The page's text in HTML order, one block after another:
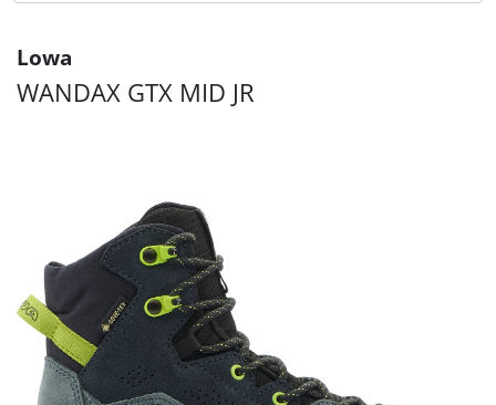
Lowa
WANDAX GTX MID JR